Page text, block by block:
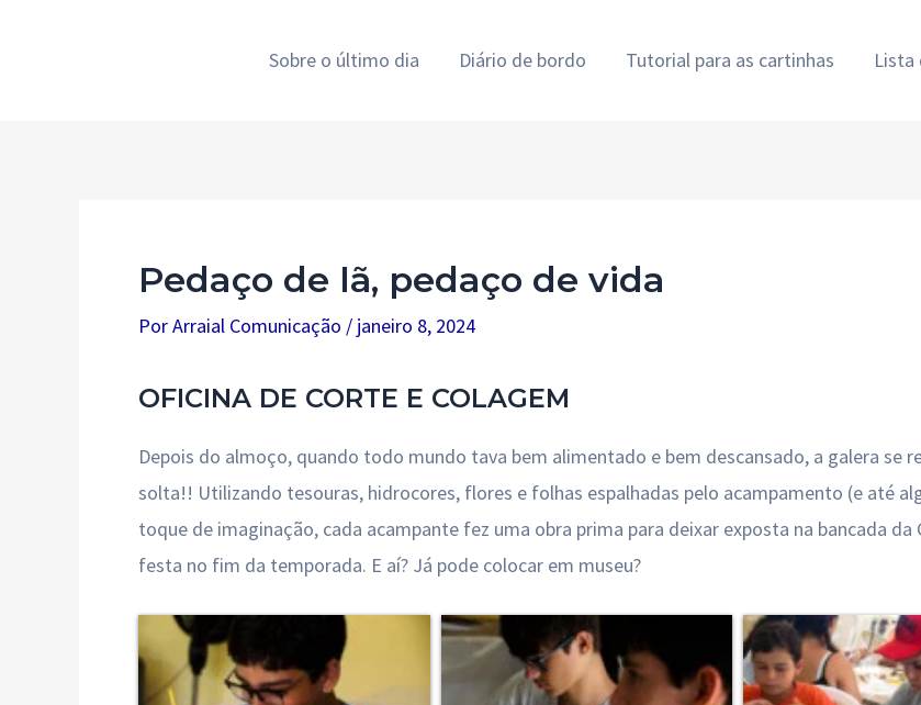
Sobre o último dia Diário de bordo Tutorial para as cartinhas Lista
Pedaço de lã, pedaço de vida
PorArraial Comunicação / janeiro 8, 2024
OFICINA DE CORTE E COLAGEM
Depois do almoço, quando todo mundo tava bem alimentado e bem descansado, a galera se
solta!! Utilizando tesouras, hidrocores, flores e folhas espalhadas pelo acampamento (e até
toque de imaginação, cada acampante fez uma obra prima para deixar exposta na bancada
festa no fim da temporada. E aí? Já pode colocar em museu?